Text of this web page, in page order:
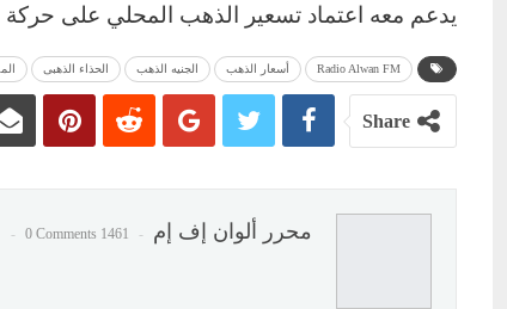
يدعم معه اعتماد تسعير الذهب المحلي على حركة
Radio Alwan FM أسعار الذهب الجنيه الذهب الحذاء الذهبى
Share
محرر ألوان إف إم 1461 Posts
0 Comments